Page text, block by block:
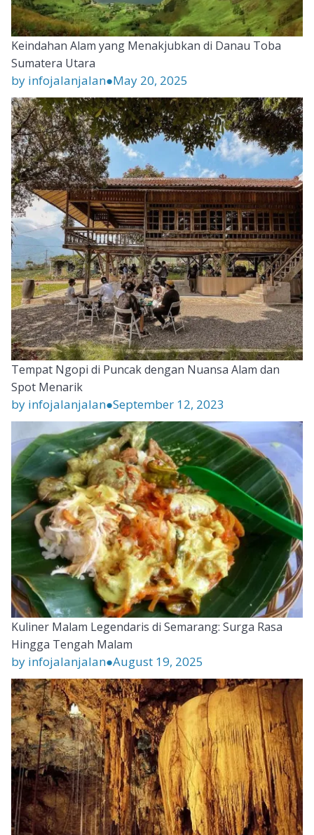
Keindahan Alam yang Menakjubkan di Danau Toba
Sumatera Utara
by infojalanjalan●May 20, 2025
Tempat Ngopi di Puncak dengan Nuansa Alam dan
Spot Menarik
by infojalanjalan●September 12, 2023
Kuliner Malam Legendaris di Semarang: Surga Rasa
Hingga Tengah Malam
by infojalanjalan●August 19, 2025